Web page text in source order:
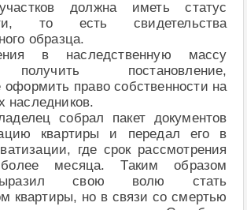
должна иметь статус
то есть свидетельства
образца.
в наследственную массу
постановление,
право собственности на
наследников.
собрал пакет документов
квартиры и передал его в
где срок рассмотрения
более месяца. Таким образом
свою волю стать
квартиры, но в связи со смертью